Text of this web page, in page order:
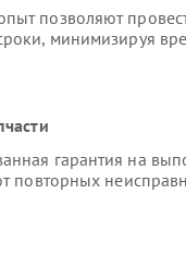
позволяют
минимизируя
гарантия на
повторных